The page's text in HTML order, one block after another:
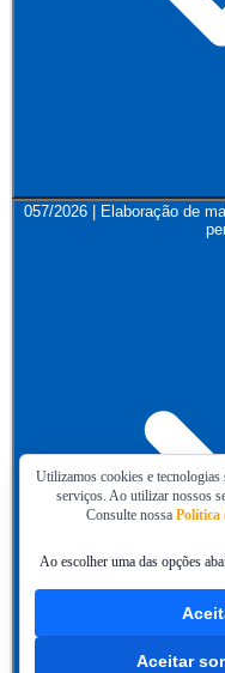
057/2026 | Elaboração de
Utilizamos cookies e tecnologias
serviços. Ao utilizar nossos
Consulte nossa Política
Ao escolher uma das opções
Aceitar